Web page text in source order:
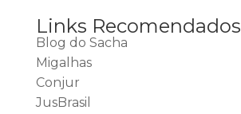
Links Recomendados
Blog do Sacha
Migalhas
Conjur
JusBrasil